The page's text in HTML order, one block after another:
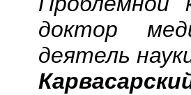
доктор
деятель